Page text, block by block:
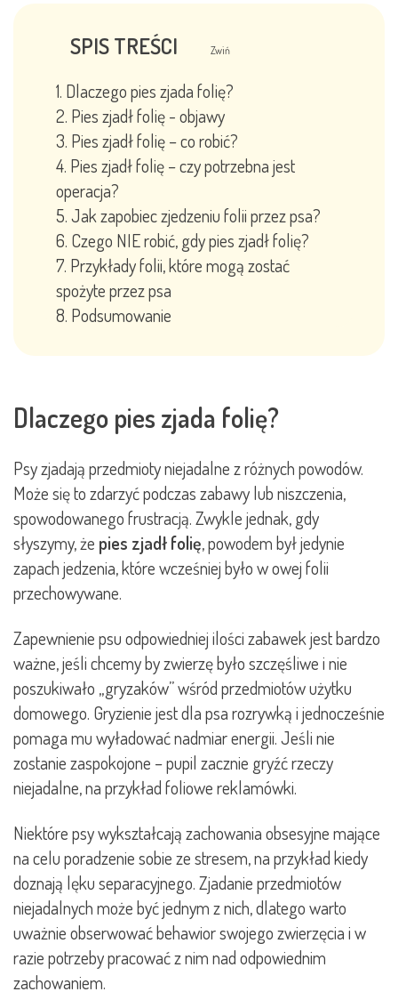
SPIS TREŚCI Zwiń
Dlaczego pies zjada folię?
Pies zjadł folię - objawy
Pies zjadł folię – co robić?
Pies zjadł folię – czy potrzebna jest
operacja?
Jak zapobiec zjedzeniu folii przez psa?
Czego NIE robić, gdy pies zjadł folię?
Przykłady folii, które mogą zostać
spożyte przez psa
Podsumowanie
Dlaczego pies zjada folię?
Psy zjadają przedmioty niejadalne z różnych powodów.
Może się to zdarzyć podczas zabawy lub niszczenia,
spowodowanego frustracją. Zwykle jednak, gdy
słyszymy, że pies zjadł folię, powodem był jedynie
zapach jedzenia, które wcześniej było w owej folii
przechowywane.
Zapewnienie psu odpowiedniej ilości zabawek jest bardzo
ważne, jeśli chcemy by zwierzę było szczęśliwe i nie
poszukiwało „gryzaków” wśród przedmiotów użytku
domowego. Gryzienie jest dla psa rozrywką i jednocześnie
pomaga mu wyładować nadmiar energii. Jeśli nie
zostanie zaspokojone – pupil zacznie gryźć rzeczy
niejadalne, na przykład foliowe reklamówki.
Niektóre psy wykształcają zachowania obsesyjne mające
na celu poradzenie sobie ze stresem, na przykład kiedy
doznają lęku separacyjnego. Zjadanie przedmiotów
niejadalnych może być jednym z nich, dlatego warto
uważnie obserwować behawior swojego zwierzęcia i w
razie potrzeby pracować z nim nad odpowiednim
zachowaniem.